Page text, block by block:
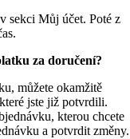
sekci Můj účet. Poté z
za doručení?
můžete okamžitě
jste již potvrdili.
kterou chcete
a potvrdit změny.